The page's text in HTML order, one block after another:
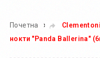
Почетна »
нокти "Panda Ballerina"